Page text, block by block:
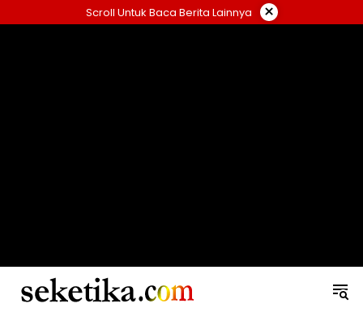
to
Scroll Untuk Baca Berita Lainnya ×